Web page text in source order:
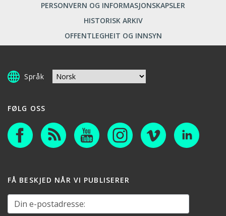
PERSONVERN OG INFORMASJONSKAPSLER
HISTORISK ARKIV
OFFENTLEGHEIT OG INNSYN
Språk
FØLG OSS
FÅ BESKJED NÅR VI PUBLISERER
Din e-postadresse: